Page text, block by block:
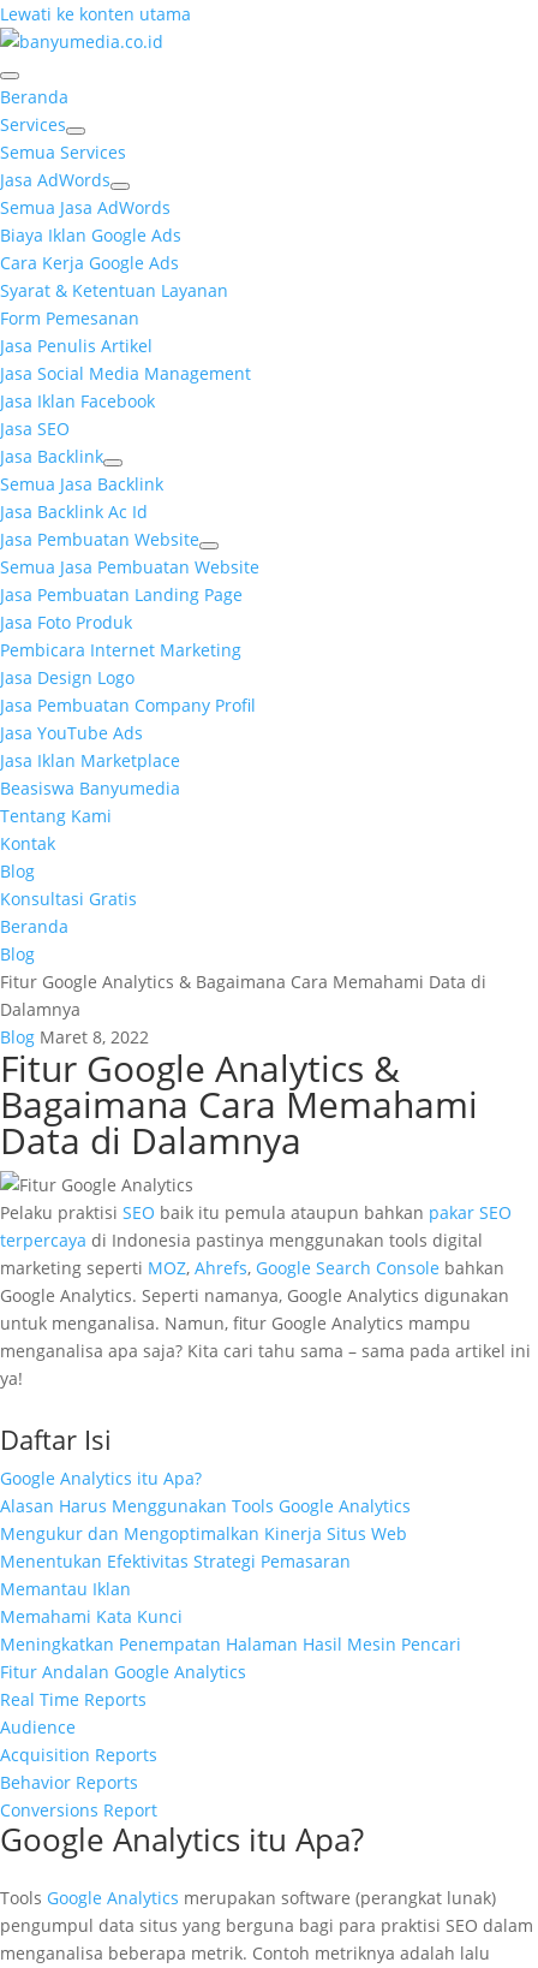
Lewati ke konten utama
Beranda
Services
Semua Services
Jasa AdWords
Semua Jasa AdWords
Biaya Iklan Google Ads
Cara Kerja Google Ads
Syarat & Ketentuan Layanan
Form Pemesanan
Jasa Penulis Artikel
Jasa Social Media Management
Jasa Iklan Facebook
Jasa SEO
Jasa Backlink
Semua Jasa Backlink
Jasa Backlink Ac Id
Jasa Pembuatan Website
Semua Jasa Pembuatan Website
Jasa Pembuatan Landing Page
Jasa Foto Produk
Pembicara Internet Marketing
Jasa Design Logo
Jasa Pembuatan Company Profil
Jasa YouTube Ads
Jasa Iklan Marketplace
Beasiswa Banyumedia
Tentang Kami
Kontak
Blog
Konsultasi Gratis
Beranda
Blog
Fitur Google Analytics & Bagaimana Cara Memahami Data di
Dalamnya
Blog Maret 8, 2022
Fitur Google Analytics &
Bagaimana Cara Memahami
Data di Dalamnya
Pelaku praktisi SEO baik itu pemula ataupun bahkan pakar SEO
terpercaya di Indonesia pastinya menggunakan tools digital
marketing seperti MOZ, Ahrefs, Google Search Console bahkan
Google Analytics. Seperti namanya, Google Analytics digunakan
untuk menganalisa. Namun, fitur Google Analytics mampu
menganalisa apa saja? Kita cari tahu sama – sama pada artikel ini
ya!
Daftar Isi
Google Analytics itu Apa?
Alasan Harus Menggunakan Tools Google Analytics
Mengukur dan Mengoptimalkan Kinerja Situs Web
Menentukan Efektivitas Strategi Pemasaran
Memantau Iklan
Memahami Kata Kunci
Meningkatkan Penempatan Halaman Hasil Mesin Pencari
Fitur Andalan Google Analytics
Real Time Reports
Audience
Acquisition Reports
Behavior Reports
Conversions Report
Google Analytics itu Apa?
Tools Google Analytics merupakan software (perangkat lunak)
pengumpul data situs yang berguna bagi para praktisi SEO dalam
menganalisa beberapa metrik. Contoh metriknya adalah lalu